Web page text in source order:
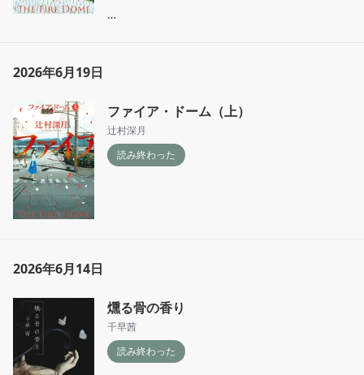
2026年6月19日
ファイア・ドーム（上）
辻村深月
読み終わった
2026年6月14日
燻る骨の香り
千早茜
読み終わった